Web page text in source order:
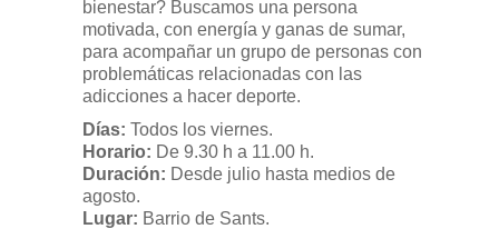
bienestar? Buscamos una persona
motivada, con energía y ganas de sumar,
para acompañar un grupo de personas con
problemáticas relacionadas con las
adicciones a hacer deporte.
Días: Todos los viernes.
Horario: De 9.30 h a 11.00 h.
Duración: Desde julio hasta medios de
agosto.
Lugar: Barrio de Sants.